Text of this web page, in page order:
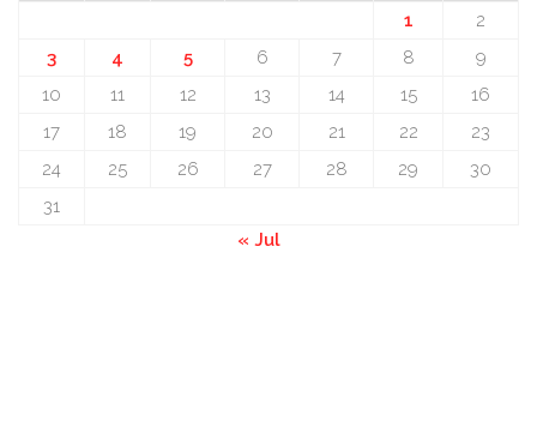
1
2
3
4 5 6 7 8
9
10
11 12 13 14 15
16
17
18 19 20 21 22
23
24
25 26 27 28 29
30
31
« Jul